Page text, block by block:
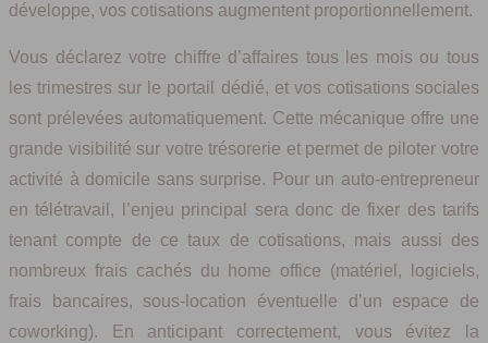
développe, vos cotisations augmentent proportionnellement.
Vous déclarez votre chiffre d’affaires tous les mois ou tous
les trimestres sur le portail dédié, et vos cotisations sociales
sont prélevées automatiquement. Cette mécanique offre une
grande visibilité sur votre trésorerie et permet de piloter votre
activité à domicile sans surprise. Pour un auto-entrepreneur
en télétravail, l’enjeu principal sera donc de fixer des tarifs
tenant compte de ce taux de cotisations, mais aussi des
nombreux frais cachés du home office (matériel, logiciels,
frais bancaires, sous-location éventuelle d’un espace de
coworking). En anticipant correctement, vous évitez la